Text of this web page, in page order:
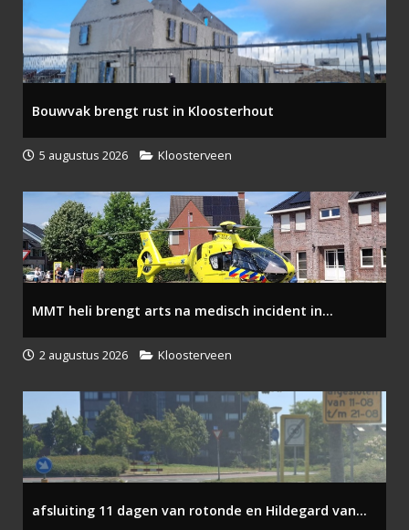
Bouwvak brengt rust in Kloosterhout
5 augustus 2026 Kloosterveen
MMT heli brengt arts na medisch incident in...
2 augustus 2026 Kloosterveen
afsluiting 11 dagen van rotonde en Hildegard van...